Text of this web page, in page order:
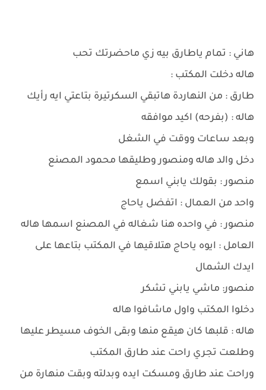
هاني : تمام ياطارق بيه زي ماحضرتك تحب
هاله دخلت المكتب :
طارق : من النهاردة هاتبقي السكرتيرة بتاعتي ايه رأيك
هاله : (بفرحه) اكيد موافقه
وبعد ساعات ووقت في الشغل
دخل والد هاله ومنصور وطليقها محمود المصنع
منصور : بقولك يابني اسمع
واحد من العمال : اتفضل ياحاج
منصور : في واحده هنا شغاله في المصنع اسمها هاله
العامل : ايوه ياحاج هتلاقيها في المكتب بتاعها على
ايدك الشمال
منصور: ماشي يابني تشكر
دخلوا المكتب واول ماشافوا هاله
هاله : قلبها كان هيقع منها وبقى الخوف مسيطر عليها
وطلعت تجري راحت عند طارق المكتب
وراحت عند طارق ومسكت ايده وبدلته وبقت منهارة من